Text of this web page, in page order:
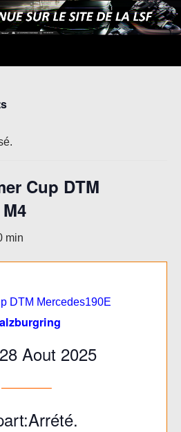
Cup DTM
min
DTM Mercedes190E
Aout 2025
————–